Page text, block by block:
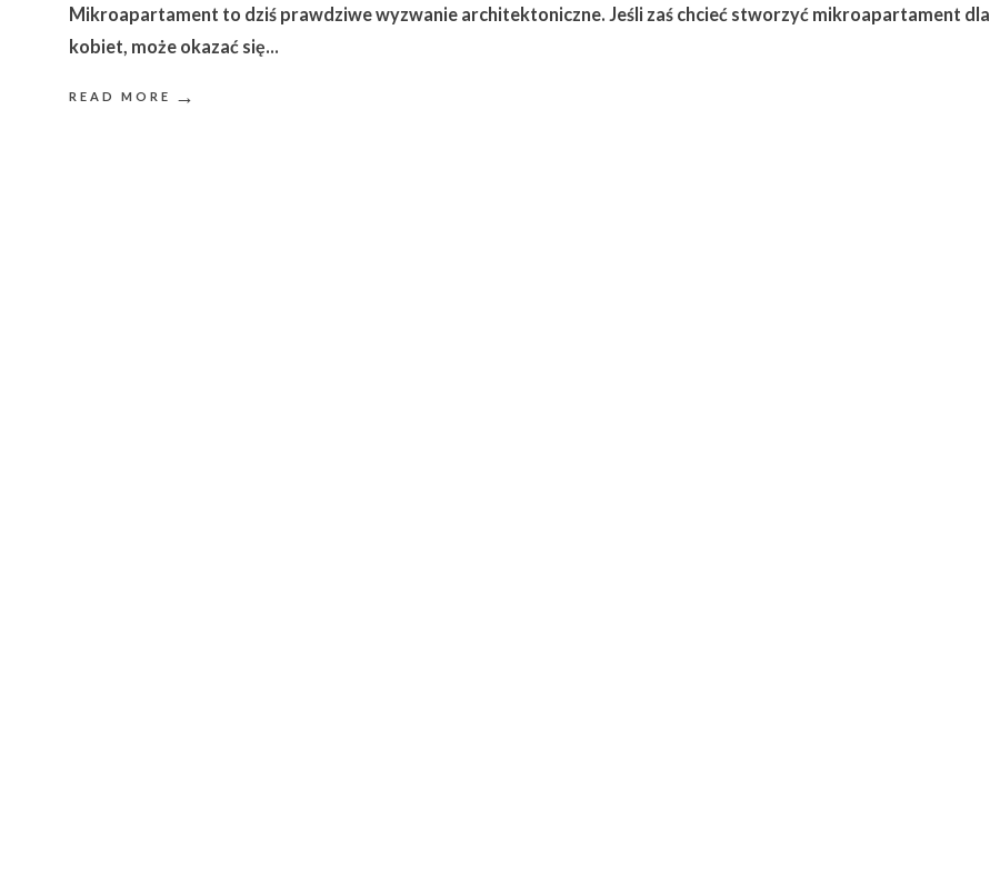
Mikroapartament to dziś prawdziwe wyzwanie architektoniczne. Jeśli zaś chcieć stworzyć mikroapartament dla
kobiet, może okazać się...
READ MORE →